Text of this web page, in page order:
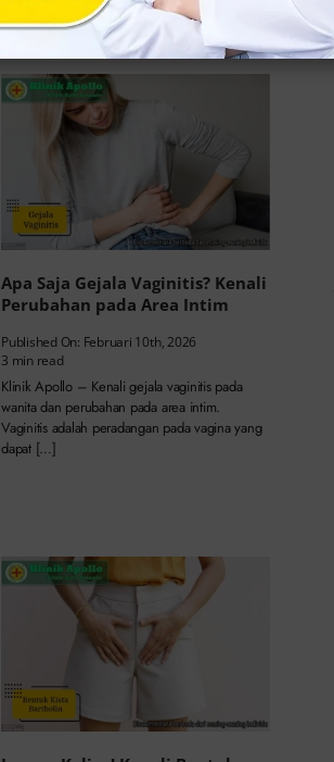
Apa Saja Gejala Vaginitis? Kenali
Perubahan pada Area Intim
Published On: Februari 10th, 2026
3 min read
Klinik Apollo – Kenali gejala vaginitis pada
wanita dan perubahan pada area intim.
Vaginitis adalah peradangan pada vagina yang
dapat […]